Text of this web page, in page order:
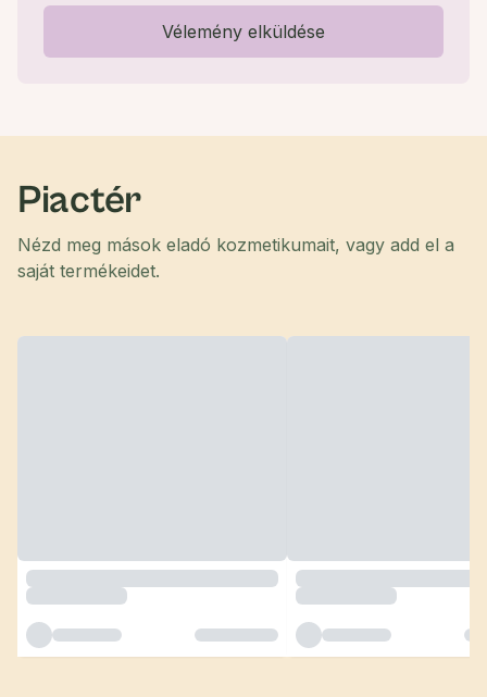
Vélemény elküldése
Piactér
Nézd meg mások eladó kozmetikumait, vagy add el a
saját termékeidet.